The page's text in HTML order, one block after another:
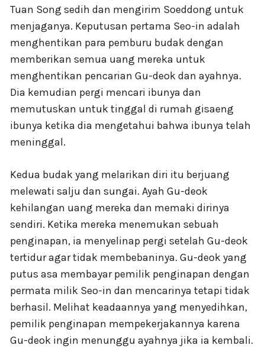
Tuan Song sedih dan mengirim Soeddong untuk
menjaganya. Keputusan pertama Seo-in adalah
menghentikan para pemburu budak dengan
memberikan semua uang mereka untuk
menghentikan pencarian Gu-deok dan ayahnya.
Dia kemudian pergi mencari ibunya dan
memutuskan untuk tinggal di rumah gisaeng
ibunya ketika dia mengetahui bahwa ibunya telah
meninggal.
Kedua budak yang melarikan diri itu berjuang
melewati salju dan sungai. Ayah Gu-deok
kehilangan uang mereka dan memaki dirinya
sendiri. Ketika mereka menemukan sebuah
penginapan, ia menyelinap pergi setelah Gu-deok
tertidur agar tidak membebaninya. Gu-deok yang
putus asa membayar pemilik penginapan dengan
permata milik Seo-in dan mencarinya tetapi tidak
berhasil. Melihat keadaannya yang menyedihkan,
pemilik penginapan mempekerjakannya karena
Gu-deok ingin menunggu ayahnya jika ia kembali.